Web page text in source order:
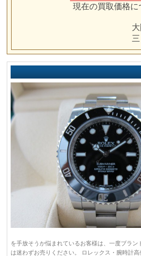
現在の買取価格に
を手放そうか悩まれているお客様は、一度ブラ
は迷わずお売りください。 ロレックス・腕時計